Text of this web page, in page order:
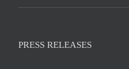
PRESS RELEASES